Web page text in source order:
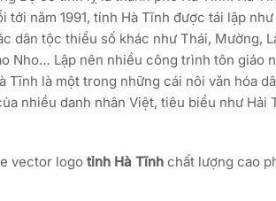
tới năm 1991, tỉnh Hà Tĩnh được tái lập
dân tộc thiểu số khác như Thái, Mường,
Nho… Lập nên nhiều công trình tôn giáo
Tĩnh là một trong những cái nôi văn hóa
nhiều danh nhân Việt, tiêu biểu như Hải
vector logo tỉnh Hà Tĩnh chất lượng cao